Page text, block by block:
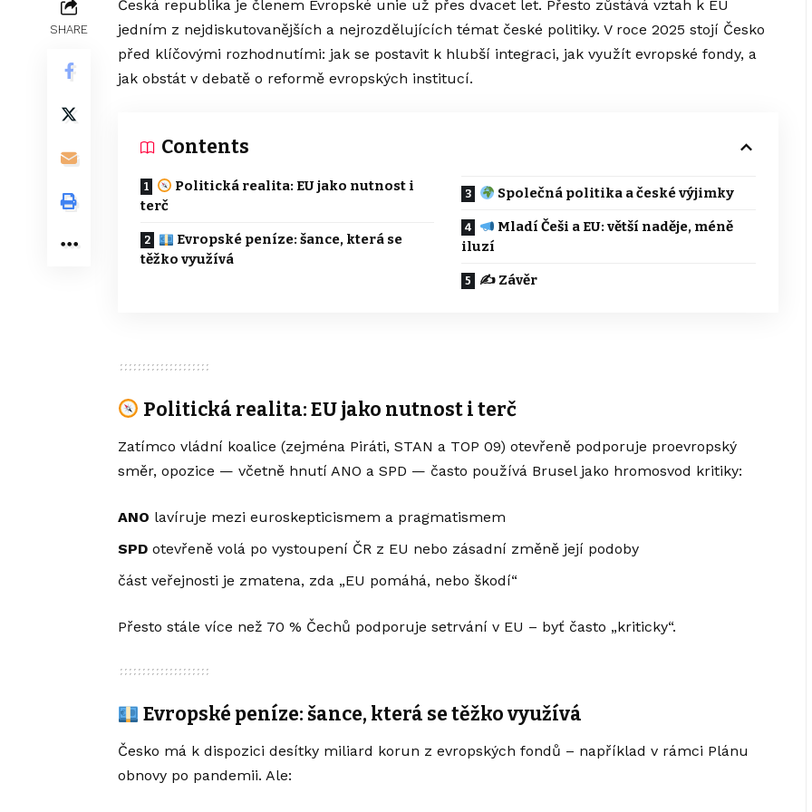
SHARE
Česká republika je členem Evropské unie už přes dvacet let. Přesto zůstává vztah k EU
jedním z nejdiskutovanějších a nejrozdělujících témat české politiky. V roce 2025 stojí Česko
před klíčovými rozhodnutími: jak se postavit k hlubší integraci, jak využít evropské fondy, a
jak obstát v debatě o reformě evropských institucí.
Contents
Politická realita: EU jako nutnost i
terč
Evropské peníze: šance, která se
těžko využívá
Společná politika a české výjimky
Mladí Češi a EU: větší naděje, méně
iluzí
✍️ Závěr
Politická realita: EU jako nutnost i terč
Zatímco vládní koalice (zejména Piráti, STAN a TOP 09) otevřeně podporuje proevropský
směr, opozice — včetně hnutí ANO a SPD — často používá Brusel jako hromosvod kritiky:
ANO lavíruje mezi euroskepticismem a pragmatismem
SPD otevřeně volá po vystoupení ČR z EU nebo zásadní změně její podoby
část veřejnosti je zmatena, zda „EU pomáhá, nebo škodí“
Přesto stále více než 70 % Čechů podporuje setrvání v EU – byť často „kriticky“.
Evropské peníze: šance, která se těžko využívá
Česko má k dispozici desítky miliard korun z evropských fondů – například v rámci Plánu
obnovy po pandemii. Ale: